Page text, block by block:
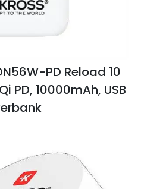
PD Reload 10
PD, 10000mAh, USB